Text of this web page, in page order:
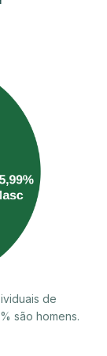
de
são homens.